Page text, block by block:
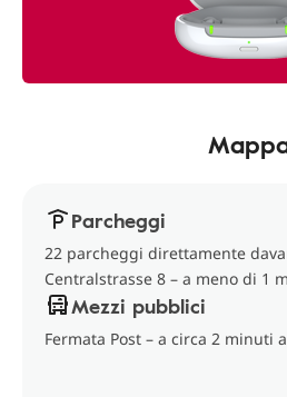
Parcheggi
22 parcheggi direttamente
Centralstrasse 8 – a meno di 1
Mezzi pubblici
Fermata Post – a circa 2 minuti